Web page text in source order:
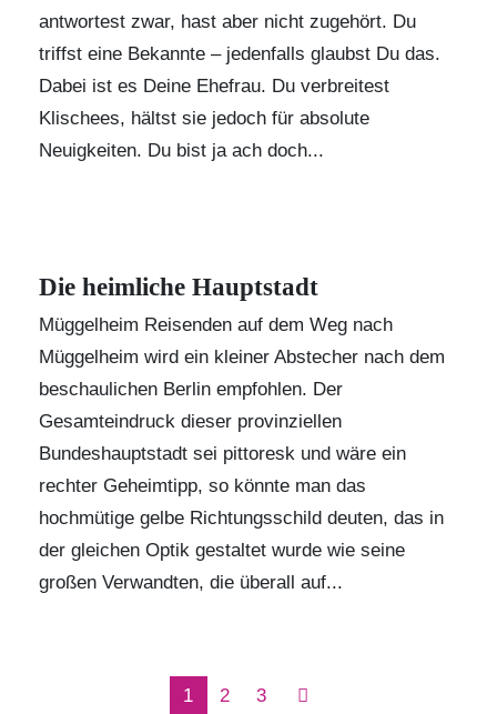
antwortest zwar, hast aber nicht zugehört. Du
triffst eine Bekannte – jedenfalls glaubst Du das.
Dabei ist es Deine Ehefrau. Du verbreitest
Klischees, hältst sie jedoch für absolute
Neuigkeiten. Du bist ja ach doch...
Die heimliche Hauptstadt
Müggelheim Reisenden auf dem Weg nach
Müggelheim wird ein kleiner Abstecher nach dem
beschaulichen Berlin empfohlen. Der
Gesamteindruck dieser provinziellen
Bundeshauptstadt sei pittoresk und wäre ein
rechter Geheimtipp, so könnte man das
hochmütige gelbe Richtungsschild deuten, das in
der gleichen Optik gestaltet wurde wie seine
großen Verwandten, die überall auf...
1 2 3